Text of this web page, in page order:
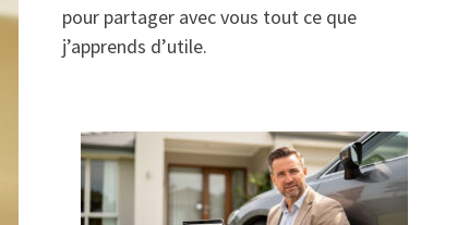
pour partager avec vous tout ce que
j’apprends d’utile.